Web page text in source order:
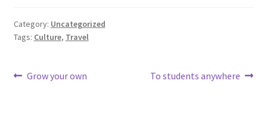
Category: Uncategorized
Tags: Culture, Travel
Post
Previous
Grow your own
Next
To students anywhere